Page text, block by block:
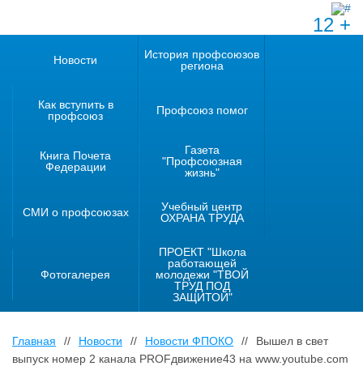
12 +
Новости
История профсоюзов
региона
Как вступить в
профсоюз
Профсоюз помог
Книга Почета
Федерации
Газета
"Профсоюзная
жизнь"
СМИ о профсоюзах
Учебный центр
ОХРАНА ТРУДА
Фотогалерея
ПРОЕКТ "Школа
работающей
молодежи "ТВОЙ
ТРУД ПОД
ЗАЩИТОЙ"
Главная // Новости // Новости ФПОКО //
Вышел в свет
выпуск номер 2 канала PROFдвижение43 на www.youtube.com